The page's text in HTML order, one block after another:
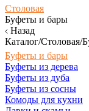
Столовая
Буфеты и бары
Назад
Каталог/Столовая/
Буфеты и бары
Буфеты из дерева
Буфеты из дуба
Буфеты из сосны
Комоды для кухни